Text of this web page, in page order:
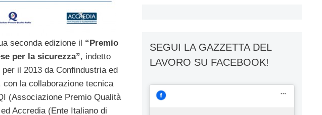
seconda edizione il “Premio
per la sicurezza”, indetto
per il 2013 da Confindustria ed
con la collaborazione tecnica
(Associazione Premio Qualità
Accredia (Ente Italiano di
SEGUI LA GAZZETTA DEL
LAVORO SU FACEBOOK!